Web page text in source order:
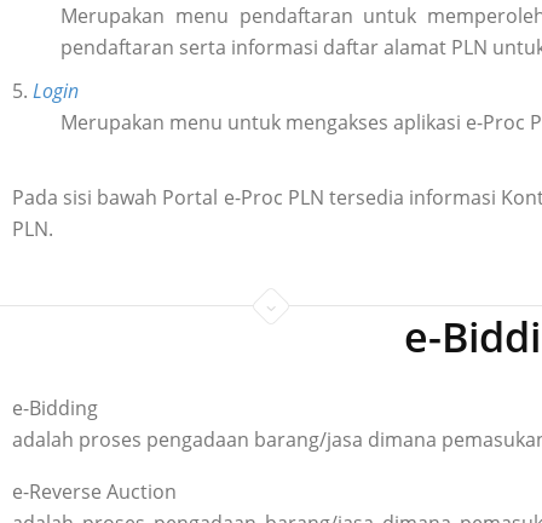
Merupakan menu pendaftaran untuk
pendaftaran serta informasi daftar alamat PLN
5. Login
Merupakan menu untuk mengakses aplikasi e-
Pada sisi bawah Portal e-Proc PLN tersedia informasi
PLN.
e-
e-Bidding
adalah proses pengadaan barang/jasa dimana
e-Reverse Auction